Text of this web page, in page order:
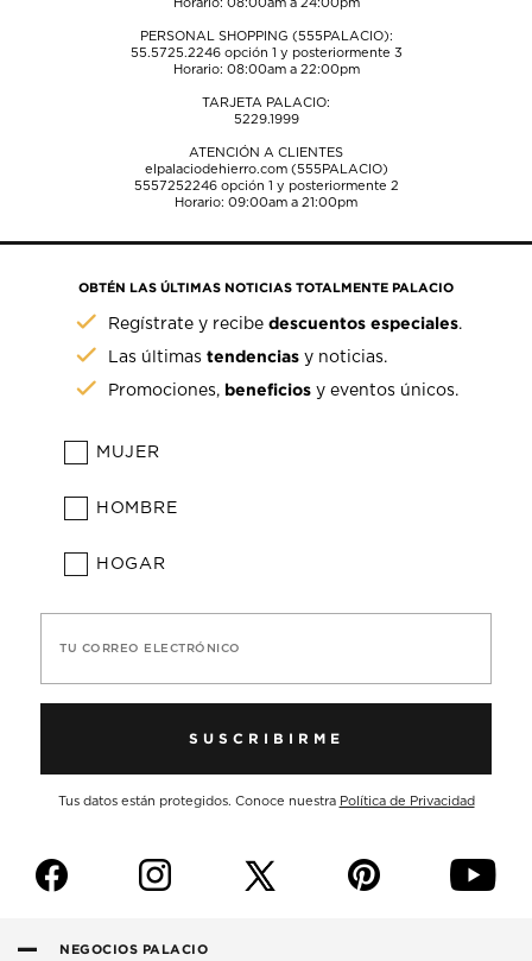
Horario: 08:00am a 24:00pm
PERSONAL SHOPPING (555PALACIO):
55.5725.2246opción 1 y posteriormente 3
Horario: 08:00am a 22:00pm
TARJETA PALACIO:
5229.1999
ATENCIÓN A CLIENTES
elpalaciodehierro.com (555PALACIO)
5557252246opción 1 y posteriormente 2
Horario: 09:00am a 21:00pm
OBTÉN LAS ÚLTIMAS NOTICIAS TOTALMENTE PALACIO
Regístrate y recibedescuentos especiales.
Las últimastendencias y noticias.
Promociones, beneficios y eventos únicos.
MUJER
HOMBRE
HOGAR
TU CORREO ELECTRÓNICO
SUSCRIBIRME
Tus datos están protegidos. Conoce nuestra Política de Privacidad
f i p y
NEGOCIOS PALACIO